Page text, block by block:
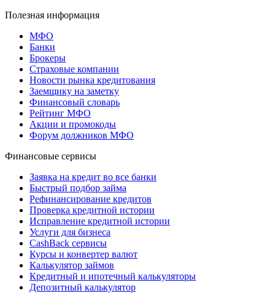
Полезная информация
МФО
Банки
Брокеры
Страховые компании
Новости рынка кредитования
Заемщику на заметку
Финансовый словарь
Рейтинг МФО
Акции и промокоды
Форум должников МФО
Финансовые сервисы
Заявка на кредит во все банки
Быстрый подбор займа
Рефинансирование кредитов
Проверка кредитной истории
Исправление кредитной истории
Услуги для бизнеса
CashBack сервисы
Курсы и конвертер валют
Калькулятор займов
Кредитный и ипотечный калькуляторы
Депозитный калькулятор